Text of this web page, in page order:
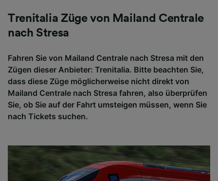
Trenitalia Züge von Mailand Centrale
nach Stresa
Fahren Sie von Mailand Centrale nach Stresa mit den
Zügen dieser Anbieter: Trenitalia. Bitte beachten Sie,
dass diese Züge möglicherweise nicht direkt von
Mailand Centrale nach Stresa fahren, also überprüfen
Sie, ob Sie auf der Fahrt umsteigen müssen, wenn Sie
nach Tickets suchen.